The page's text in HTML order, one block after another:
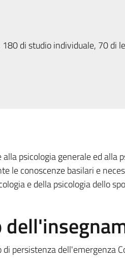
di studio individuale, 70 di
psicologia generale ed alla
le conoscenze basilari e
e della psicologia dello
persistenza dell'emergenza